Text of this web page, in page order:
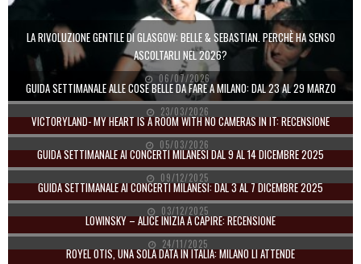
LA RIVOLUZIONE GENTILE DI GLASGOW: BELLE & SEBASTIAN. PERCHÈ HA SENSO
ASCOLTARLI NEL 2026?
06/07/2026
GUIDA SETTIMANALE ALLE COSE BELLE DA FARE A MILANO: DAL 23 AL 29 MARZO
23/03/2026
VICTORYLAND- MY HEART IS A ROOM WITH NO CAMERAS IN IT: RECENSIONE
05/03/2026
GUIDA SETTIMANALE AI CONCERTI MILANESI DAL 9 AL 14 DICEMBRE 2025
09/12/2025
GUIDA SETTIMANALE AI CONCERTI MILANESI: DAL 3 AL 7 DICEMBRE 2025
03/12/2025
LOWINSKY – ALICE INIZIA A CAPIRE: RECENSIONE
24/11/2025
ROYEL OTIS, UNA SOLA DATA IN ITALIA: MILANO LI ATTENDE